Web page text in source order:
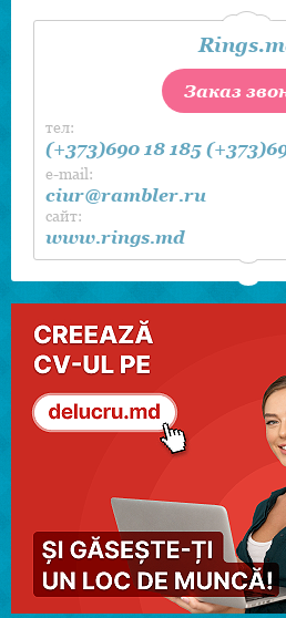
Заказ
тел:
(+373)690 18 185
e-mail:
ciur@rambler.ru
сайт:
www.rings.md